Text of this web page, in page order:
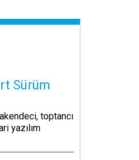
Sürüm
toptancı
yazılım